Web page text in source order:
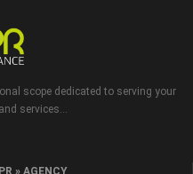
scope dedicated to serving your
services...
» AGENCY